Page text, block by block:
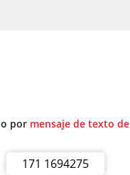
o por mensaje de texto de
171 1694275